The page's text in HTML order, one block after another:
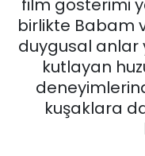
birlikte Babam
duygusal anlar
kutlayan
kuşaklara
GÜNCEL
KÜLTÜR
MAGAZİN